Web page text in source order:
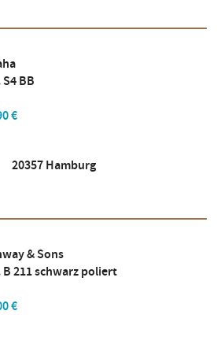
BB
€
Hamburg
& Sons
B 211 schwarz poliert
€